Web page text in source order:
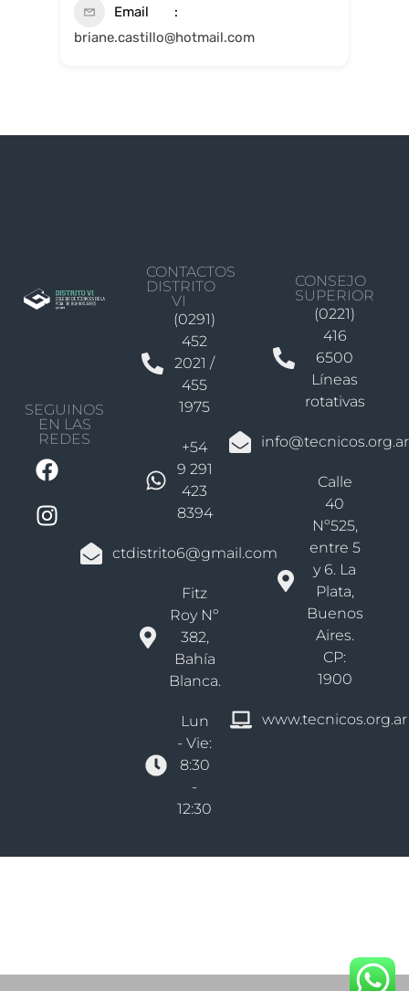
Email
briane.castillo@hotmail.com
SEGUINOS
EN LAS
REDES
CONTACTOS
DISTRITO
VI
(0291)
452
2021 /
455
1975
+54
9 291
423
8394
ctdistrito6@gmail.com
Fitz
Roy Nº
382,
Bahía
Blanca.
Lun
- Vie:
8:30
-
12:30
CONSEJO
SUPERIOR
(0221)
416
6500
Líneas
rotativas
info@tecnicos.org.ar
Calle
40
Nº525,
entre 5
y 6. La
Plata,
Buenos
Aires.
CP:
1900
www.tecnicos.org.ar